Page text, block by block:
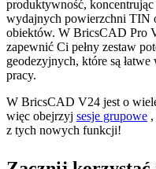
produktywność,
wydajnych powierzchni TIN
obiektów. W BricsCAD Pro
zapewnić Ci pełny zestaw
geodezyjnych, które są
pracy.
W BricsCAD V24 jest o
więc obejrzyj sesje grupowe
z tych nowych funkcji!